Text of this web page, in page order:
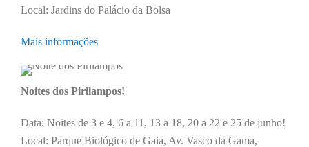
Local: Jardins do Palácio da Bolsa
Mais informações
Noites dos Pirilampos!
Data: Noites de 3 e 4, 6 a 11, 13 a 18, 20 a 22 e 25 de junho!
Local: Parque Biológico de Gaia, Av. Vasco da Gama,